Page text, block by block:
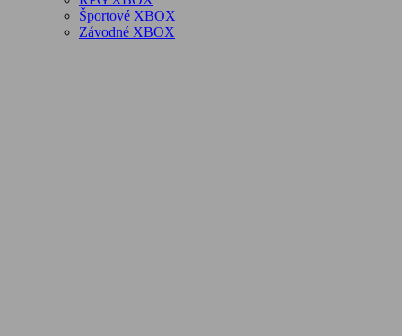
Športové XBOX
Závodné XBOX